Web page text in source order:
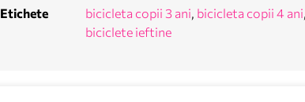
Etichete
bicicleta copii 3 ani bicicleta copii 4 ani
biciclete ieftine